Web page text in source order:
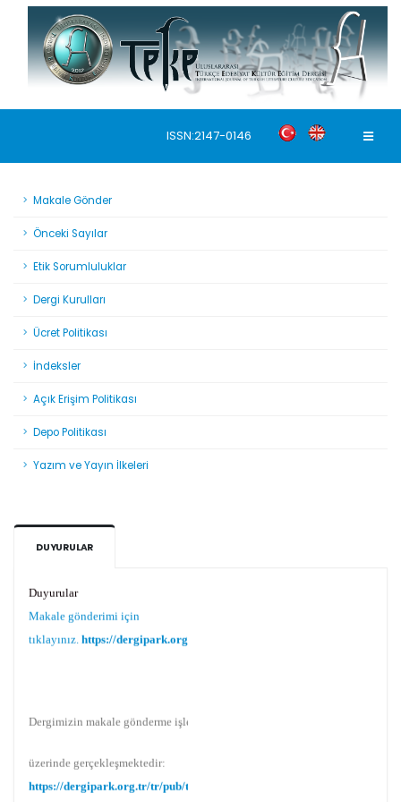
ISSN:2147-0146
Makale Gönder
Önceki Sayılar
Etik Sorumluluklar
Dergi Kurulları
Ücret Politikası
İndeksler
Açık Erişim Politikası
Depo Politikası
Yazım ve Yayın İlkeleri
DUYURULAR